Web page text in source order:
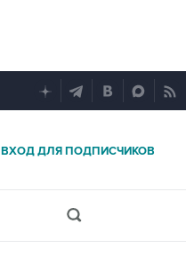
ВХОД ДЛЯ ПОДПИСЧИКОВ